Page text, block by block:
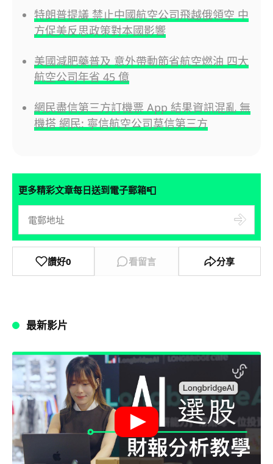
特朗普提議 禁止中國航空公司飛越俄領空 中
方促美反思政策對本國影響
美國減肥藥普及 意外帶動節省航空燃油 四大
航空公司年省 45 億
網民盡信第三方訂機票 App 結果資訊混亂 無
機搭 網民: 寧信航空公司莫信第三方
更多精彩文章每日送到電子郵箱📮
讚好0 看留言 分享
最新影片